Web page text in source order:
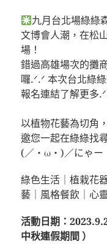
九月台北場綠綠
文博會人潮，在松
場！
錯過高雄場次的攤
囉.ᐟ.ᐟ 本次台北綠
報名連結了解更多
以植物花藝為切角
邀您一起在綠綠找
(／・ω・)／にゃー
綠色生活｜植栽花
藝｜風格餐飲｜心
活動日期：
中秋連假期間 ）